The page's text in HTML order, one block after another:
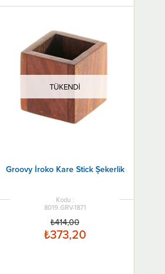
TÜKENDI
Groovy İroko Kare Stick Şekerlik
8019.GRV-1871
₺373,20
₺414,00